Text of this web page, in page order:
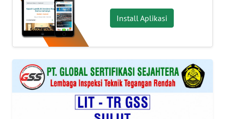
Install Aplikasi
INFO
IKLAN
KAMI
PEDOMAN